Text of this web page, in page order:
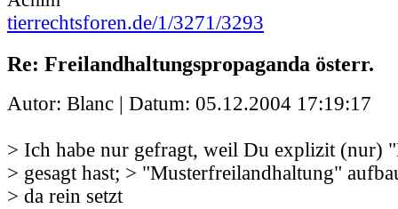
tierrechtsforen.de/1/3271/3293
Re: Freilandhaltungspropaganda österr.
Autor: Blanc | Datum: 05.12.2004 17:19:17
> Ich habe nur gefragt, weil Du explizit (nur)
> gesagt hast; > "Musterfreilandhaltung"
> da rein setzt